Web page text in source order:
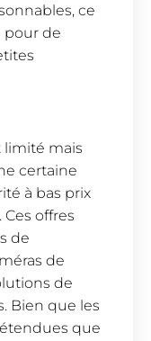
ce
pour de
limité mais
certaine
à bas prix
offres
de
de
de
Bien que les
que